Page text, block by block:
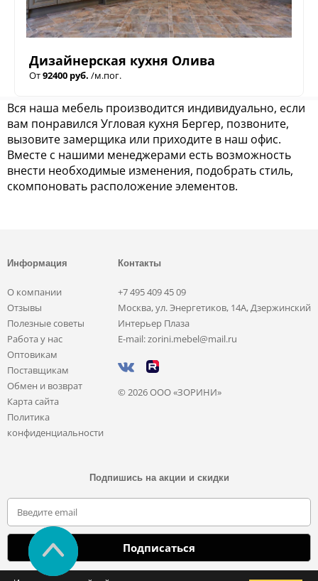
Дизайнерская кухня Олива
От92400 руб. /м.пог.
Вся наша мебель производится индивидуально, если
вам понравился Угловая кухня Бергер, позвоните,
вызовите замерщика или приходите в наш офис.
Вместе с нашими менеджерами есть возможность
внести необходимые изменения, подобрать стиль,
скомпоновать расположение элементов.
Информация
О компании
Отзывы
Полезные советы
Работа у нас
Оптовикам
Поставщикам
Обмен и возврат
Карта сайта
Политика
конфиденциальности
Контакты
+7 495 409 45 09
Москва, ул. Энергетиков, 14А, Дзержинский
Интерьер Плаза
E-mail: zorini.mebel@mail.ru
© 2026 ООО «ЗОРИНИ»
Подпишись на акции и скидки
Отправляя свои данные, вы соглашаетесь с политикой обработки